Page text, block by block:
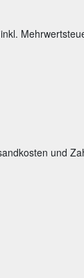
inkl.
und